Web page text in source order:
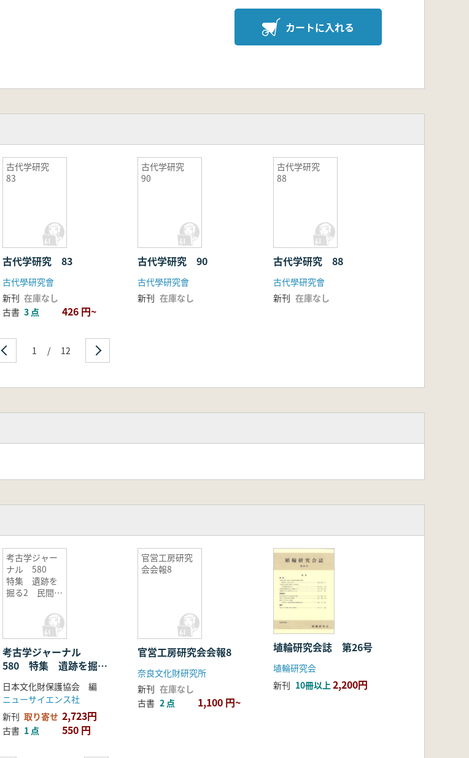
カートに入れる
古代学研究
83
古代学研究 83
古代學研究會
新刊 在庫なし
古書 3 点 426 円~
古代学研究
90
古代学研究 90
古代學研究會
新刊 在庫なし
古代学研究
88
古代学研究 88
古代學研究會
新刊 在庫なし
1 / 12
考古学ジャー
ナル 580
特集 遺跡を
掘る2 民間調
考古学ジャーナル
580 特集 遺跡を掘る
2 民間調査機関の現状
と役割
日本文化財保護協会 編
ニューサイエンス社
新刊 取り寄せ 2,723円
古書 1 点 550 円
官営工房研究
会会報8
官営工房研究会会報8
奈良文化財研究所
新刊 在庫なし
古書 2 点 1,100 円~
埴輪研究会誌 第26号
埴輪研究会
新刊 10冊以上2,200円